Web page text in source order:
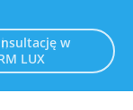
w
LUX